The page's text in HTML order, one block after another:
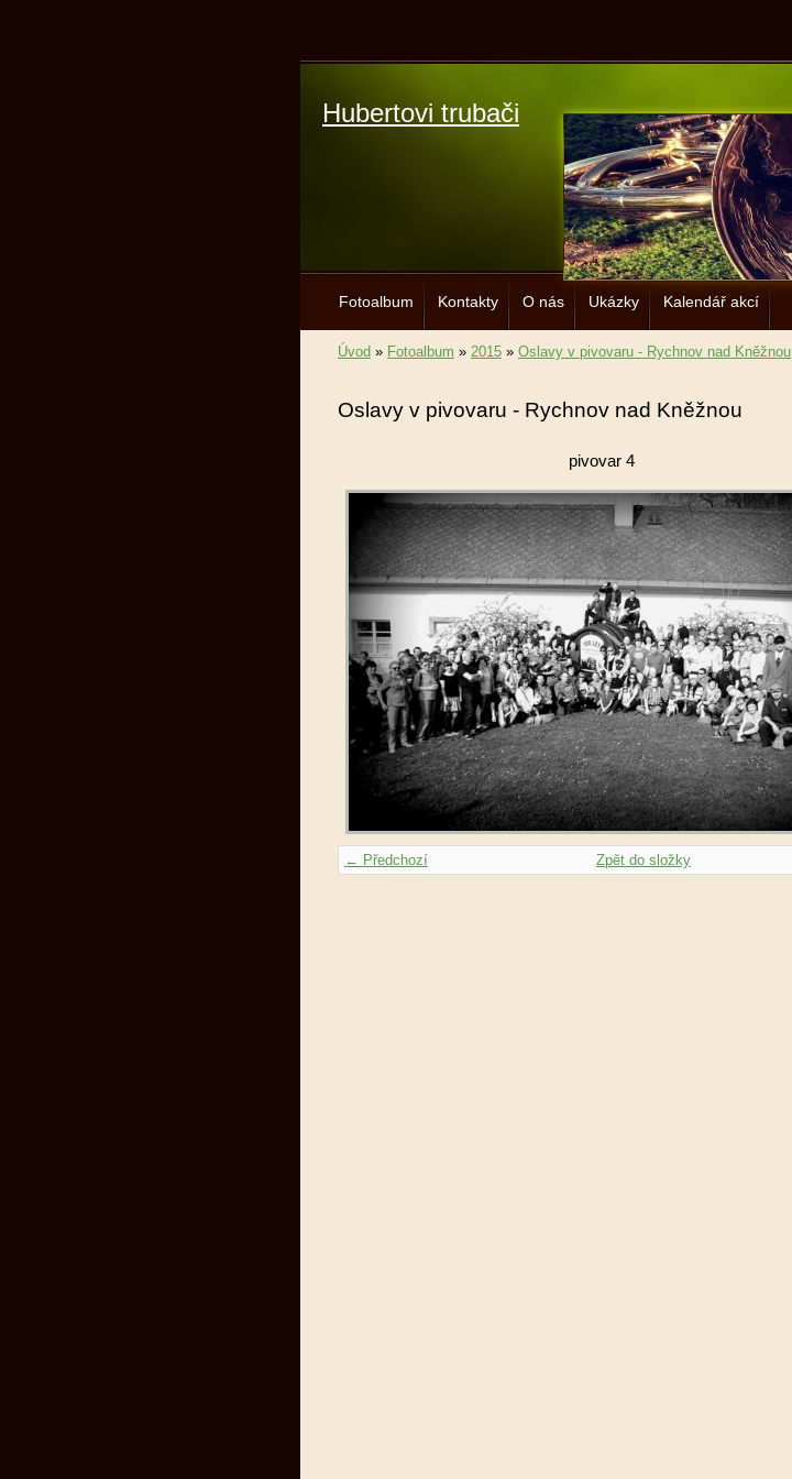
Hubertovi trubači
Fotoalbum Kontakty O nás Ukázky Kalendář akcí
Úvod » Fotoalbum » 2015 » Oslavy v pivovaru - Rychnov nad Kněžnou
Oslavy v pivovaru - Rychnov nad Kněžnou
pivovar 4
← Předchozí Zpět do složky